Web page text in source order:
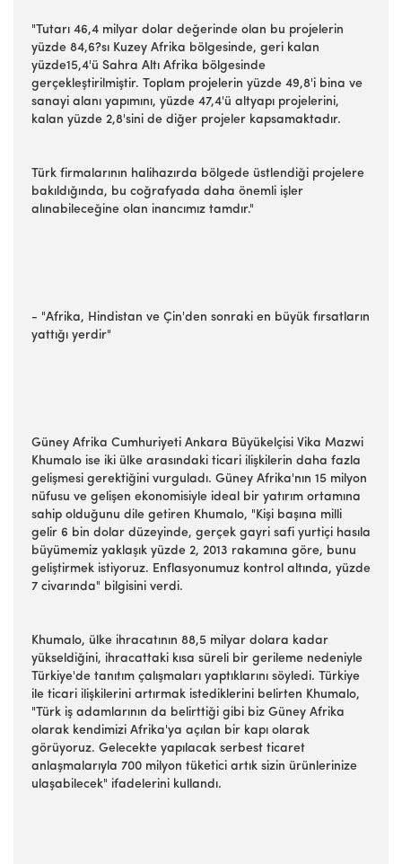
"Tutarı 46,4 milyar dolar değerinde olan bu projelerin
yüzde 84,6?sı Kuzey Afrika bölgesinde, geri kalan
yüzde15,4'ü Sahra Altı Afrika bölgesinde
gerçekleştirilmiştir. Toplam projelerin yüzde 49,8'i bina ve
sanayi alanı yapımını, yüzde 47,4'ü altyapı projelerini,
kalan yüzde 2,8'sini de diğer projeler kapsamaktadır.
Türk firmalarının halihazırda bölgede üstlendiği projelere
bakıldığında, bu coğrafyada daha önemli işler
alınabileceğine olan inancımız tamdır."
- "Afrika, Hindistan ve Çin'den sonraki en büyük fırsatların
yattığı yerdir"
Güney Afrika Cumhuriyeti Ankara Büyükelçisi Vika Mazwi
Khumalo ise iki ülke arasındaki ticari ilişkilerin daha fazla
gelişmesi gerektiğini vurguladı. Güney Afrika'nın 15 milyon
nüfusu ve gelişen ekonomisiyle ideal bir yatırım ortamına
sahip olduğunu dile getiren Khumalo, "Kişi başına milli
gelir 6 bin dolar düzeyinde, gerçek gayri safi yurtiçi hasıla
büyümemiz yaklaşık yüzde 2, 2013 rakamına göre, bunu
geliştirmek istiyoruz. Enflasyonumuz kontrol altında, yüzde
7 civarında" bilgisini verdi.
Khumalo, ülke ihracatının 88,5 milyar dolara kadar
yükseldiğini, ihracattaki kısa süreli bir gerileme nedeniyle
Türkiye'de tanıtım çalışmaları yaptıklarını söyledi. Türkiye
ile ticari ilişkilerini artırmak istediklerini belirten Khumalo,
"Türk iş adamlarının da belirttiği gibi biz Güney Afrika
olarak kendimizi Afrika'ya açılan bir kapı olarak
görüyoruz. Gelecekte yapılacak serbest ticaret
anlaşmalarıyla 700 milyon tüketici artık sizin ürünlerinize
ulaşabilecek" ifadelerini kullandı.